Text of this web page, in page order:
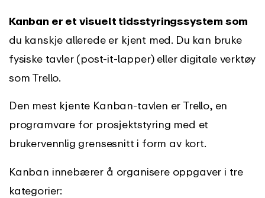
Kanban er et visuelt tidsstyringssystem som
du kanskje allerede er kjent med. Du kan bruke
fysiske tavler (post-it-lapper) eller digitale verktøy
som Trello.
Den mest kjente Kanban-tavlen er Trello, en
programvare for prosjektstyring med et
brukervennlig grensesnitt i form av kort.
Kanban innebærer å organisere oppgaver i tre
kategorier: